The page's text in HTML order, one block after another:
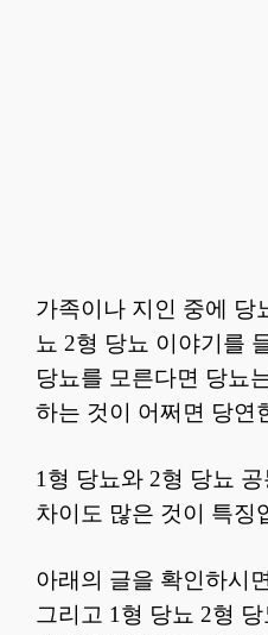
가족이나 지인 중에 당
뇨 2형 당뇨 이야기를
당뇨를 모른다면 당뇨
하는 것이 어쩌면 당연
1형 당뇨와 2형 당뇨
차이도 많은 것이 특징
아래의 글을 확인하시
그리고 1형 당뇨 2형